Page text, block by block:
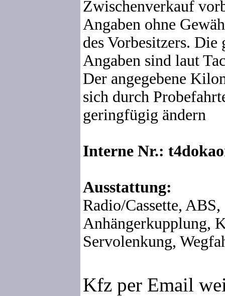
Zwischenverkauf
Angaben ohne
des Vorbesitzers. Die
Angaben sind laut
Der angegebene
sich durch
geringfügig ändern
Interne Nr.:
Ausstattung:
Radio/Cassette, ABS,
Anhängerkupplung,
Servolenkung,
Kfz per Email